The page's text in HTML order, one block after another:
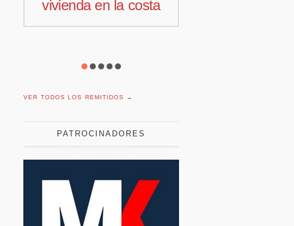
comercial para
Offcoustic Iberia
VER TODOS LOS REMITIDOS →
PATROCINADORES